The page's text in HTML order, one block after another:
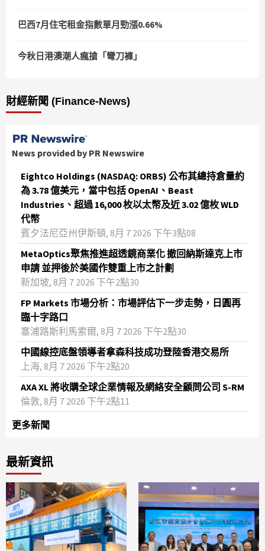
巴西7月住宅租金指數單月勁漲0.66%
今秋日港澳潮人瘋搶「彎刀褲」
財經新聞 (Finance-News)
News provided by PR Newswire
Eightco Holdings (NASDAQ: ORBS) 公布其總持倉量約
為 3.78 億美元，當中包括 OpenAI、Beast
Industries、超過 16,000 枚以太幣及近 3.02 億枚 WLD
代幣
賓夕法尼亞州伊斯頓, 8月 7 2026 下午3點08
MetaOptics聚焦推進超透鏡商業化 撤回納斯達克上市
申請 並押後於美國作雙重上市之計劃
新加坡, 8月 7 2026 下午2點30
FP Markets 市場分析：市場評估下一步走勢，日圓再
臨十字路口
塞浦路斯利馬索爾, 8月 7 2026 下午2點30
中國線控底盤領導者拿森科技成功登陸香港交易所
上海, 8月 7 2026 下午2點20
AXA XL 將收購全球企業情報及網絡安全顧問公司 S-RM
倫敦, 8月 7 2026 下午2點11
更多新聞
最新資訊